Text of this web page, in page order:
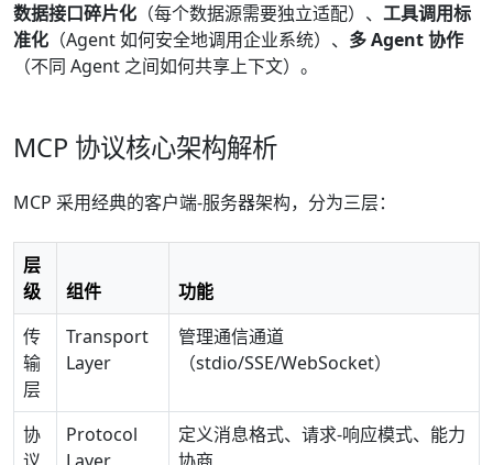
数据接口碎片化 （每个数据源需要独立适配）、 工具调用标
准化 （Agent 如何安全地调用企业系统）、 多 Agent 协作
（不同 Agent 之间如何共享上下文）。
MCP 协议核心架构解析
MCP 采用经典的客户端-服务器架构，分为三层：
层
级
组件
功能
传
输
层
Transport
Layer
管理通信通道
（stdio/SSE/WebSocket）
协
Protocol
定义消息格式、请求-响应模式、能力